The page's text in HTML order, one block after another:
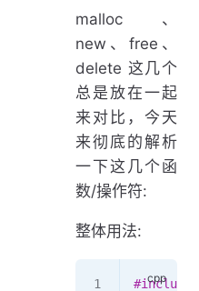
详细解析
3. 是否调用构造函数/析构函数
4. 对数组的处理
6. 能够直观地重新分配内存
malloc、
new、free、
delete 这几个
总是放在一起
来对比，今天
来彻底的解析
一下这几个函
数/操作符:
整体用法:
#include